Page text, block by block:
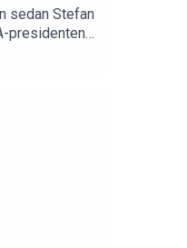
sedan Stefan
presidenten
NU finns